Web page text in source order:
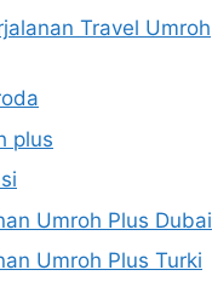
Travel Umroh
plus
Umroh Plus Dubai
Umroh Plus Turki